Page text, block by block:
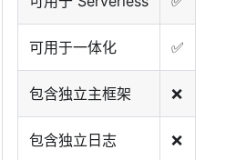
可用于一体化 ✅
包含独立主框架 ❌
包含独立日志 ❌